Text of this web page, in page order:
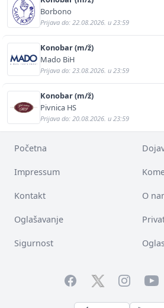
Borbono
Prijava do: 22.08.2026. u 23:59
Konobar (m/ž)
Mado BiH
Prijava do: 23.08.2026. u 23:59
Konobar (m/ž)
Pivnica HS
Prijava do: 20.08.2026. u 23:59
Početna
Impressum
Kontakt O
Oglašavanje
Sigurnost
FacebookTwitterInstagram